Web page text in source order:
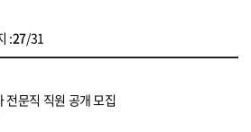
:27/31
전문직 직원 공개 모집